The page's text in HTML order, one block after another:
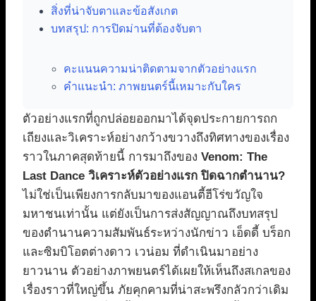
สิ่งที่น่าจับตาและข้อสังเกต
บทสรุป: การปิดม่านที่ต้องจับตา
คะแนนความน่าติดตามจากตัวอย่างแรก
คำแนะนำ: ภาพยนตร์นี้เหมาะกับใคร
ตัวอย่างแรกที่ถูกปล่อยออกมาได้จุดประกายการถก
เถียงและวิเคราะห์อย่างกว้างขวางถึงทิศทางของเรื่อง
ราวในภาคสุดท้ายนี้ การมาถึงของ Venom: The
Last Dance วิเคราะห์ตัวอย่างแรก ปิดฉากตำนาน?
ไม่ใช่เป็นเพียงการกลับมาของแอนตี้ฮีโร่ขวัญใจ
มหาชนเท่านั้น แต่ยังเป็นการส่งสัญญาณถึงบทสรุป
ของตำนานความสัมพันธ์ระหว่างนักข่าว เอ็ดดี้ บร็อก
และซิมบิโอตต่างดาว เวน่อม ที่ดำเนินมาอย่าง
ยาวนาน ตัวอย่างภาพยนตร์ได้เผยให้เห็นถึงสเกลของ
เรื่องราวที่ใหญ่ขึ้น ภัยคุกคามที่น่าสะพรึงกลัวกว่าเดิม